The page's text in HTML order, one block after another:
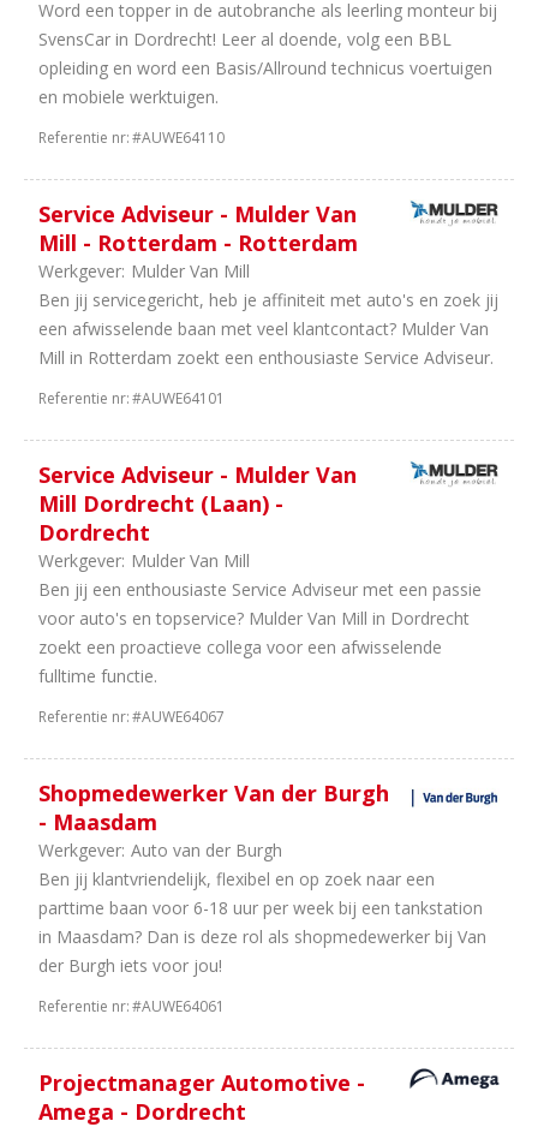
Word een topper in de autobranche als leerling monteur bij
SvensCar in Dordrecht! Leer al doende, volg een BBL
opleiding en word een Basis/Allround technicus voertuigen
en mobiele werktuigen.
Referentie nr:#AUWE64110
Service Adviseur - Mulder Van
Mill - Rotterdam - Rotterdam
Werkgever: Mulder Van Mill
Ben jij servicegericht, heb je affiniteit met auto's en zoek jij
een afwisselende baan met veel klantcontact? Mulder Van
Mill in Rotterdam zoekt een enthousiaste Service Adviseur.
Referentie nr:#AUWE64101
Service Adviseur - Mulder Van
Mill Dordrecht (Laan) -
Dordrecht
Werkgever: Mulder Van Mill
Ben jij een enthousiaste Service Adviseur met een passie
voor auto's en topservice? Mulder Van Mill in Dordrecht
zoekt een proactieve collega voor een afwisselende
fulltime functie.
Referentie nr:#AUWE64067
Shopmedewerker Van der Burgh
- Maasdam
Werkgever: Auto van der Burgh
Ben jij klantvriendelijk, flexibel en op zoek naar een
parttime baan voor 6-18 uur per week bij een tankstation
in Maasdam? Dan is deze rol als shopmedewerker bij Van
der Burgh iets voor jou!
Referentie nr:#AUWE64061
Projectmanager Automotive -
Amega - Dordrecht